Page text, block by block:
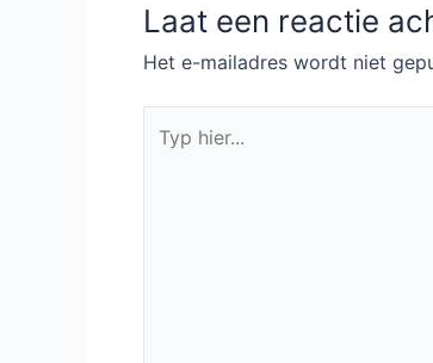
Laat een reactie
Het e-mailadres wordt niet
hier...